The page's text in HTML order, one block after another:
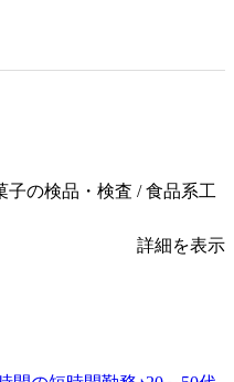
子の検品・検査 / 食品系工
詳細を表示